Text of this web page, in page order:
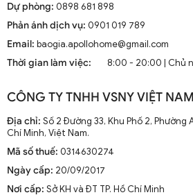
Dự phòng: 0898 681 898
Phản ánh dịch vụ: 0901 019 789
Email: baogia.apollohome@gmail.com
Thời gian làm việc:
8:00 - 20:00 | Chủ
CÔNG TY TNHH VSNY VIỆT NAM
Địa chỉ: Số 2 Đường 33, Khu Phố 2, Phường
Chí Minh, Việt Nam.
Mã số thuế: 0314630274
Ngày cấp: 20/09/2017
Nơi cấp: Sở KH và ĐT TP. Hồ Chí Minh